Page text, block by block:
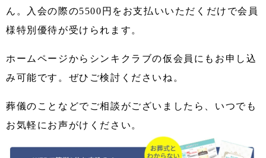
ん。入会の際の5500円をお支払いいただくだけで会員
様特別優待が受けられます。
ホームページからシンキクラブの仮会員にもお申し込
み可能です。ぜひご検討くださいね。
葬儀のことなどでご相談がございましたら、いつでも
お気軽にお声がけください。